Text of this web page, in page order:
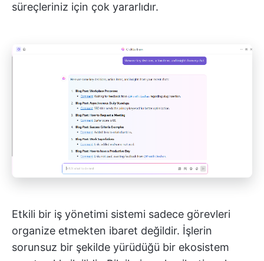
süreçleriniz için çok yararlıdır.
Etkili bir iş yönetimi sistemi sadece görevleri
organize etmekten ibaret değildir. İşlerin
sorunsuz bir şekilde yürüdüğü bir ekosistem